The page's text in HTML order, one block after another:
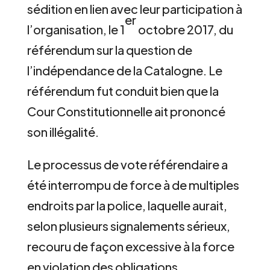
sédition en lien avec leur participation à
l’organisation, le 1
er
octobre 2017, du
référendum sur la question de
l’indépendance de la Catalogne. Le
référendum fut conduit bien que la
Cour Constitutionnelle ait prononcé
son illégalité.
Le processus de vote référendaire a
été interrompu de force à de multiples
endroits par la police, laquelle aurait,
selon plusieurs signalements sérieux,
recouru de façon excessive à la force
en violation des obligations